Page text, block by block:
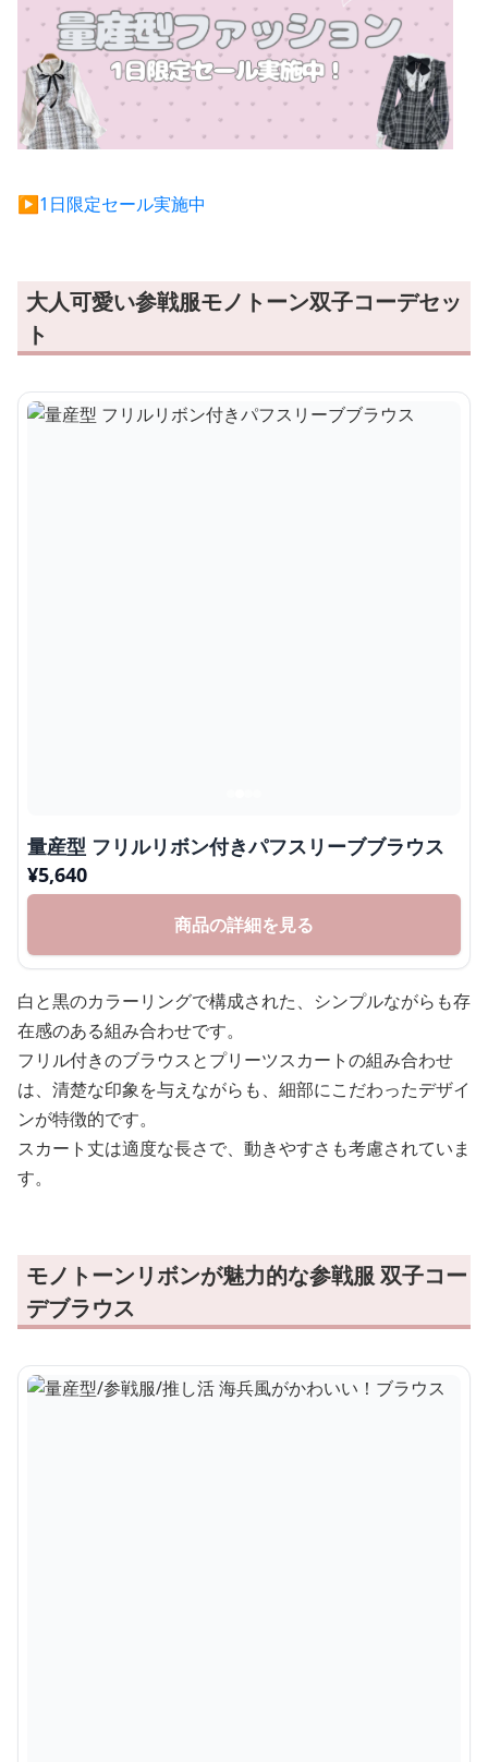
▶︎1日限定セール実施中
大人可愛い参戦服モノトーン双子コーデセッ
ト
量産型 フリルリボン付きパフスリーブブラウス
¥5,640
商品の詳細を見る
白と黒のカラーリングで構成された、シンプルながらも存
在感のある組み合わせです。
フリル付きのブラウスとプリーツスカートの組み合わせ
は、清楚な印象を与えながらも、細部にこだわったデザイ
ンが特徴的です。
スカート丈は適度な長さで、動きやすさも考慮されていま
す。
モノトーンリボンが魅力的な参戦服 双子コー
デブラウス